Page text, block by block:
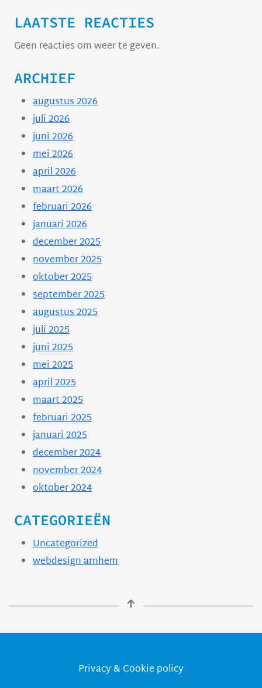
LAATSTE REACTIES
Geen reacties om weer te geven.
ARCHIEF
augustus 2026
juli 2026
juni 2026
mei 2026
april 2026
maart 2026
februari 2026
januari 2026
december 2025
november 2025
oktober 2025
september 2025
augustus 2025
juli 2025
juni 2025
mei 2025
april 2025
maart 2025
februari 2025
januari 2025
december 2024
november 2024
oktober 2024
CATEGORIEËN
Uncategorized
webdesign arnhem
Privacy & Cookie policy